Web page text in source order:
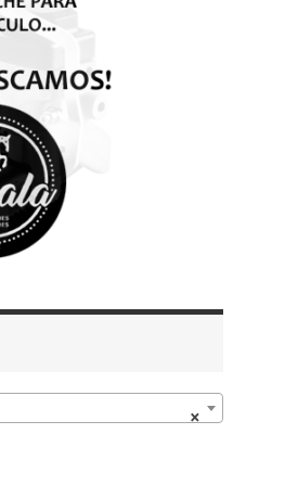
×